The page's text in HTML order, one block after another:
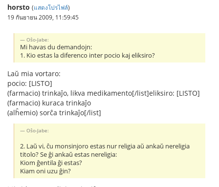
horsto (แสดงโปรไฟล์)
19 กันยายน 2009, 11:59:45
Oŝo-Jabe:
Mi havas du demandojn:
1. Kio estas la diferenco inter pocio kaj eliksiro?
Laŭ mia vortaro:
pocio: [LISTO]
(farmacio) trinkaĵo, likva medikamento[/list]eliksiro: [LISTO]
(farmacio) kuraca trinkaĵo
(alĥemio) sorĉa trinkaĵo[/list]
Oŝo-Jabe:
2. Laŭ vi, ĉu monsinjoro estas nur religia aŭ ankaŭ nereligia
titolo? Se ĝi ankaŭ estas nereligia:
Kiom ĝentila ĝi estas?
Kiam oni uzu ĝin?